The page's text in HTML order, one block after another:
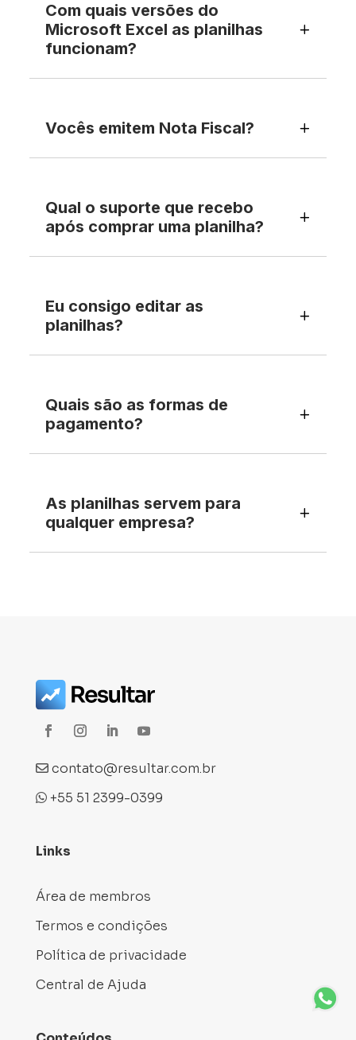
Com quais versões do
Microsoft Excel as planilhas
funcionam?
Vocês emitem Nota Fiscal?
Qual o suporte que recebo
após comprar uma planilha?
Eu consigo editar as
planilhas?
Quais são as formas de
pagamento?
As planilhas servem para
qualquer empresa?
contato@resultar.com.br
+55 51 2399-0399
Links
Área de membros
Termos e condições
Política de privacidade
Central de Ajuda